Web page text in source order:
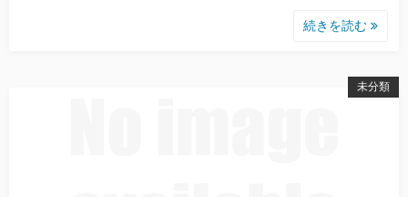
続きを読む
未分類